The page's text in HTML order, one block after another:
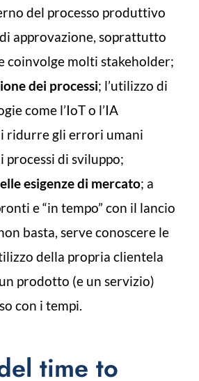
del processo produttivo
approvazione, soprattutto
coinvolge molti stakeholder;
dei processi; l’utilizzo di
come l’IoT o l’IA
ridurre gli errori umani
processi di sviluppo;
esigenze di mercato; a
e “in tempo” con il lancio
basta, serve conoscere le
della propria clientela
prodotto (e un servizio)
con i tempi.
time to